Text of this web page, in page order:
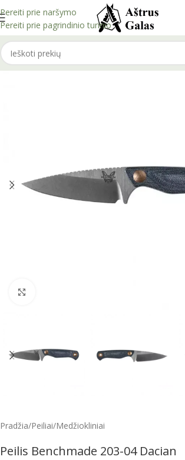
Pereiti prie naršymo
Pereiti prie pagrindinio turinio
Pradžia/Peiliai/Medžiokliniai
Peilis Benchmade 203-04 Dacian